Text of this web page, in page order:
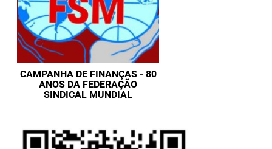
CAMPANHA DE FINANÇAS - 80
ANOS DA FEDERAÇÃO
SINDICAL MUNDIAL